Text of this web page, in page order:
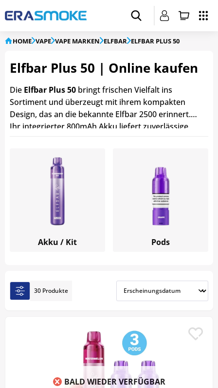
HOME VAPE VAPE MARKEN ELFBAR ELFBAR PLUS 50
Elfbar Plus 50 | Online kaufen
Die Elfbar Plus 50 bringt frischen Vielfalt ins
Sortiment und überzeugt mit ihrem kompakten
Design, das an die bekannte Elfbar 2500 erinnert.
Ihr integrierter 800mAh Akku liefert zuverlässige
Elfbar Plus 50 informiert jederzeit über den
aktuellen Ladezustand. Das Starter-Kit
enthält drei
mit vorgefülltem
Nachfüllbehälter
. Die transparenten Nachfüllpods
sind in verschiedenen Geschmacksrichtungen
Akku / Kit
Pods
30 Produkte
BALD WIEDER VERFÜGBAR